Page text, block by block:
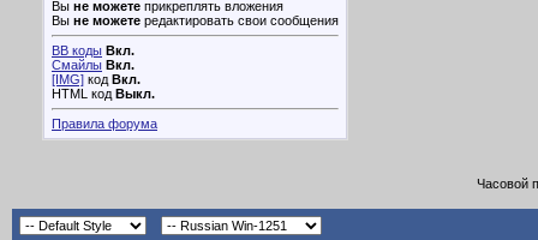
Вы не можете прикреплять вложения
Вы не можете редактировать свои сообщения
BB коды Вкл.
Смайлы Вкл.
[IMG] код Вкл.
HTML код Выкл.
Правила форума
Часовой